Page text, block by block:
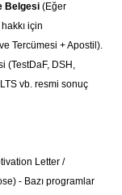
Belgesi (Eğer
için
ve Tercümesi + Apostil).
(TestDaF, DSH,
vb. resmi sonuç
Letter /
- Bazı programlar